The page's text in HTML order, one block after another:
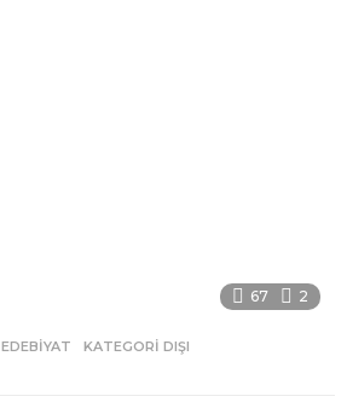
67 2
,EDEBIYAT ,KATEGORI DIŞI